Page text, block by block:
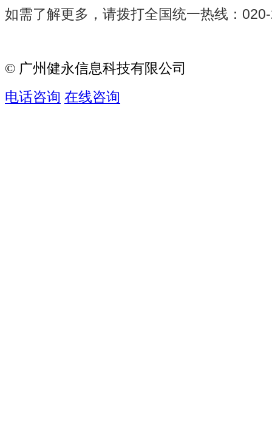
如需了解更多，请拨打全国统一热线：
© 广州健永信息科技有限公司
电话咨询 在线咨询